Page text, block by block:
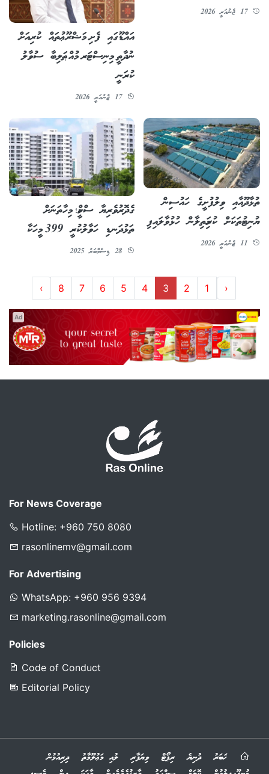
17 ޖެނުއަރީ 2026
އައްޑޫގައި ފެށި މަޝްރޫޢުތައް ކުރިއަށް
ނުދާތީ މިނިސްޓަރ މުއްޠަލިބާ ސުވާލު
ކުރަނީ
17 ޖެނުއަރީ 2026
ތުޅާދޫއާއި ވިލުފުށީގެ ހައުސިން
ޔުނިޓުތަކަށް ކުރިމަތިލާން ހުޅުވާލައިފި
ގެދޮރުވެރިޔާ ސްކީމް؛ މިހާތަނަށް
ތަޅުދަނޑި ހަވާލުކުރީ 399 މީހަކާ
28 ޑިސެމްބަރު 2025
‹
1
2
3
4
5
6
7
8
›
Ad
For News Coverage
Hotline: +960 750 8080
rasonlinemv@gmail.com
For Advertising
WhatsApp: +960 956 9394
marketing.rasonline@gmail.com
Policies
Code of Conduct
Editorial Policy
ޚަބަރު ދުނިޔެ ރިޕޯޓް ވިޔަފާރި ލުއި މަޢުލޫމާތު
ދިރިއުޅުން